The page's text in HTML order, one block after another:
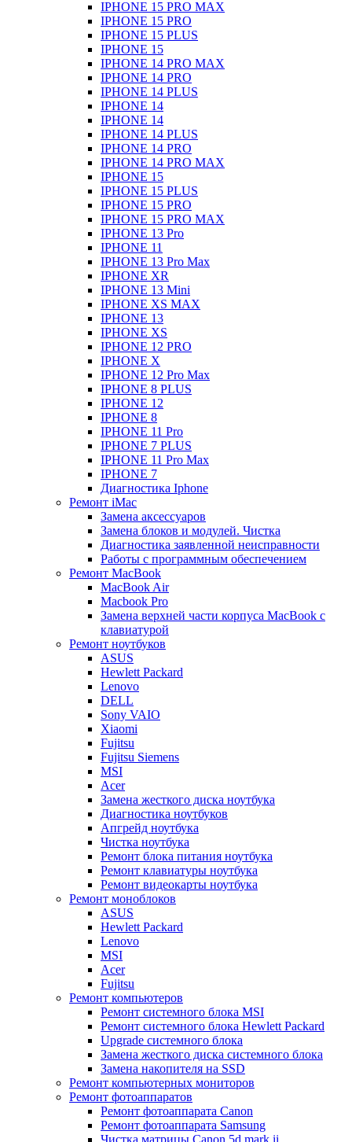
IPHONE 15 PRO MAX
IPHONE 15 PRO
IPHONE 15 PLUS
IPHONE 15
IPHONE 14 PRO MAX
IPHONE 14 PRO
IPHONE 14 PLUS
IPHONE 14
IPHONE 14
IPHONE 14 PLUS
IPHONE 14 PRO
IPHONE 14 PRO MAX
IPHONE 15
IPHONE 15 PLUS
IPHONE 15 PRO
IPHONE 15 PRO MAX
IPHONE 13 Pro
IPHONE 11
IPHONE 13 Pro Max
IPHONE XR
IPHONE 13 Mini
IPHONE XS MAX
IPHONE 13
IPHONE XS
IPHONE 12 PRO
IPHONE X
IPHONE 12 Pro Max
IPHONE 8 PLUS
IPHONE 12
IPHONE 8
IPHONE 11 Pro
IPHONE 7 PLUS
IPHONE 11 Pro Max
IPHONE 7
Диагностика Iphone
Ремонт iMac
Замена аксессуаров
Замена блоков и модулей. Чистка
Диагностика заявленной неисправности
Работы с программным обеспечением
Ремонт MacBook
MacBook Air
Macbook Pro
Замена верхней части корпуса MacBook с
клавиатурой
Ремонт ноутбуков
ASUS
Hewlett Packard
Lenovo
DELL
Sony VAIO
Xiaomi
Fujitsu
Fujitsu Siemens
MSI
Acer
Замена жесткого диска ноутбука
Диагностика ноутбуков
Апгрейд ноутбука
Чистка ноутбука
Ремонт блока питания ноутбука
Ремонт клавиатуры ноутбука
Ремонт видеокарты ноутбука
Ремонт моноблоков
ASUS
Hewlett Packard
Lenovo
MSI
Acer
Fujitsu
Ремонт компьютеров
Ремонт системного блока MSI
Ремонт системного блока Hewlett Packard
Upgrade системного блока
Замена жесткого диска системного блока
Замена накопителя на SSD
Ремонт компьютерных мониторов
Ремонт фотоаппаратов
Ремонт фотоаппарата Canon
Ремонт фотоаппарата Samsung
Чистка матрицы Canon 5d mark ii